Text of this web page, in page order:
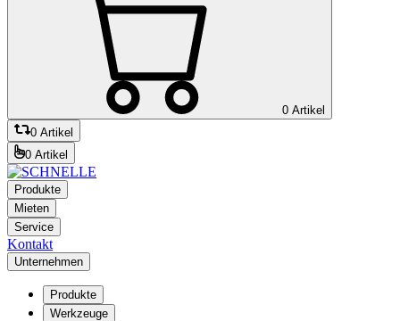
0 Artikel
0 Artikel
0 Artikel
Produkte
Mieten
Service
Kontakt
Unternehmen
Produkte
Werkzeuge